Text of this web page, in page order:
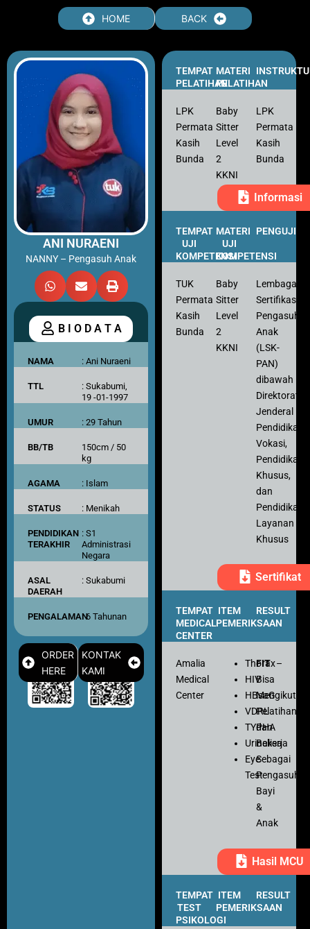
HOME BACK
ANI NURAENI
NANNY – Pengasuh Anak
B I O D A T A
NAMA : Ani Nuraeni
TTL
: Sukabumi,
19 -01-1997
UMUR : 29 Tahun
BB/TB
150cm / 50
kg
AGAMA : Islam
STATUS : Menikah
PENDIDIKAN
TERAKHIR
: S1
Administrasi
Negara
ASAL
DAERAH
: Sukabumi
PENGALAMAN: 6 Tahunan
ORDER
HERE
KONTAK
KAMI
TEMPAT
PELATIHAN
MATERI
PELATIHAN
LPK
Permata
Kasih
Bunda
Baby
Sitter
Level
2
KKNI
LPK
Permata
Kasih
Bunda
Informasi
TEMPAT
UJI
KOMPETENSI
MATERI
UJI
KOMPETENSI
PENGUJI
TUK
Permata
Kasih
Bunda
Baby
Sitter
Level
2
KKNI
Lembaga
Sertifikasi
Pengasuh
Anak
(LSK-
PAN)
dibawah
Direktorat
Jenderal
Pendidikan
Vokasi,
Pendidikan
Khusus,
dan
Pendidikan
Layanan
Khusus
Sertifikat
TEMPAT
MEDICAL
CENTER
ITEM
PEMERIKSAAN
RESULT
Amalia
Medical
Center
Thorax
HIV
HBsaG
VDRL
TYPHA
Urinalisa
Eye
Test
FIT–
Bisa
Mengikuti
Pelatihan
dan
Bekerja
Sebagai
Pengasuh
Bayi
&
Anak
Hasil MCU
TEMPAT
TEST
PSIKOLOGI
ITEM
PEMERIKSAAN
RESULT